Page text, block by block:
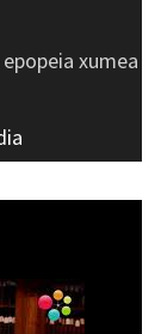
xumea